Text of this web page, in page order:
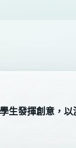
生發揮創意，